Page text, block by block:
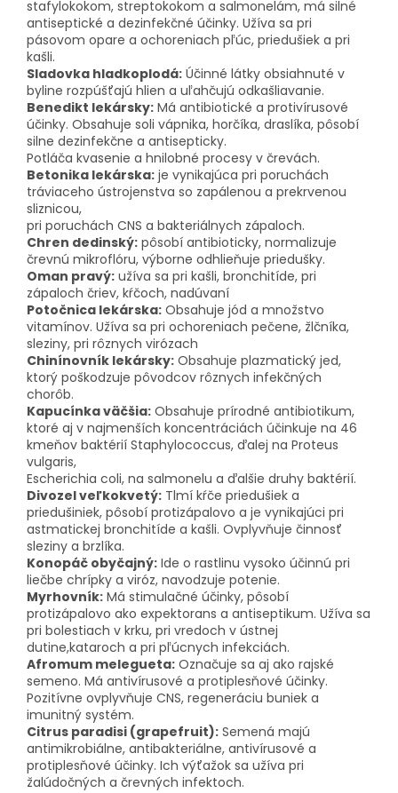
stafylokokom, streptokokom a salmonelám, má silné
antiseptické a dezinfekčné účinky. Užíva sa pri
pásovom opare a ochoreniach pľúc, priedušiek a pri
kašli.
Sladovka hladkoplodá: Účinné látky obsiahnuté v
byline rozpúšťajú hlien a uľahčujú odkašliavanie.
Benedikt lekársky: Má antibiotické a protivírusové
účinky. Obsahuje soli vápnika, horčíka, draslíka, pôsobí
silne dezinfekčne a antisepticky.
Potláča kvasenie a hnilobné procesy v črevách.
Betonika lekárska: je vynikajúca pri poruchách
tráviaceho ústrojenstva so zapálenou a prekrvenou
sliznicou,
pri poruchách CNS a bakteriálnych zápaloch.
Chren dedinský: pôsobí antibioticky, normalizuje
črevnú mikroflóru, výborne odhlieňuje priedušky.
Oman pravý: užíva sa pri kašli, bronchitíde, pri
zápaloch čriev, kŕčoch, nadúvaní
Potočnica lekárska: Obsahuje jód a množstvo
vitamínov. Užíva sa pri ochoreniach pečene, žlčníka,
sleziny, pri rôznych virózach
Chinínovník lekársky: Obsahuje plazmatický jed,
ktorý poškodzuje pôvodcov rôznych infekčných
chorôb.
Kapucínka väčšia: Obsahuje prírodné antibiotikum,
ktoré aj v najmenších koncentráciách účinkuje na 46
kmeňov baktérií Staphylococcus, ďalej na Proteus
vulgaris,
Escherichia coli, na salmonelu a ďalšie druhy baktérií.
Divozel veľkokvetý: Tlmí kŕče priedušiek a
priedušiniek, pôsobí protizápalovo a je vynikajúci pri
astmatickej bronchitíde a kašli. Ovplyvňuje činnosť
sleziny a brzlíka.
Konopáč obyčajný: Ide o rastlinu vysoko účinnú pri
liečbe chrípky a viróz, navodzuje potenie.
Myrhovník: Má stimulačné účinky, pôsobí
protizápalovo ako expektorans a antiseptikum. Užíva sa
pri bolestiach v krku, pri vredoch v ústnej
dutine,kataroch a pri pľúcnych infekciách.
Afromum melegueta: Označuje sa aj ako rajské
semeno. Má antivírusové a protiplesňové účinky.
Pozitívne ovplyvňuje CNS, regeneráciu buniek a
imunitný systém.
Citrus paradisi (grapefruit): Semená majú
antimikrobiálne, antibakteriálne, antivírusové a
protiplesňové účinky. Ich výťažok sa užíva pri
žalúdočných a črevných infektoch.